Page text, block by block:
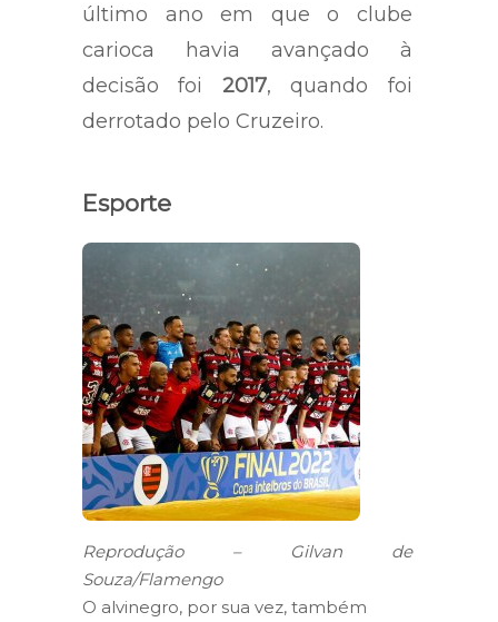
último ano em que o clube
carioca havia avançado à
decisão foi 2017, quando foi
derrotado pelo Cruzeiro.
Esporte
Reprodução – Gilvan de
Souza/Flamengo
O alvinegro, por sua vez, também